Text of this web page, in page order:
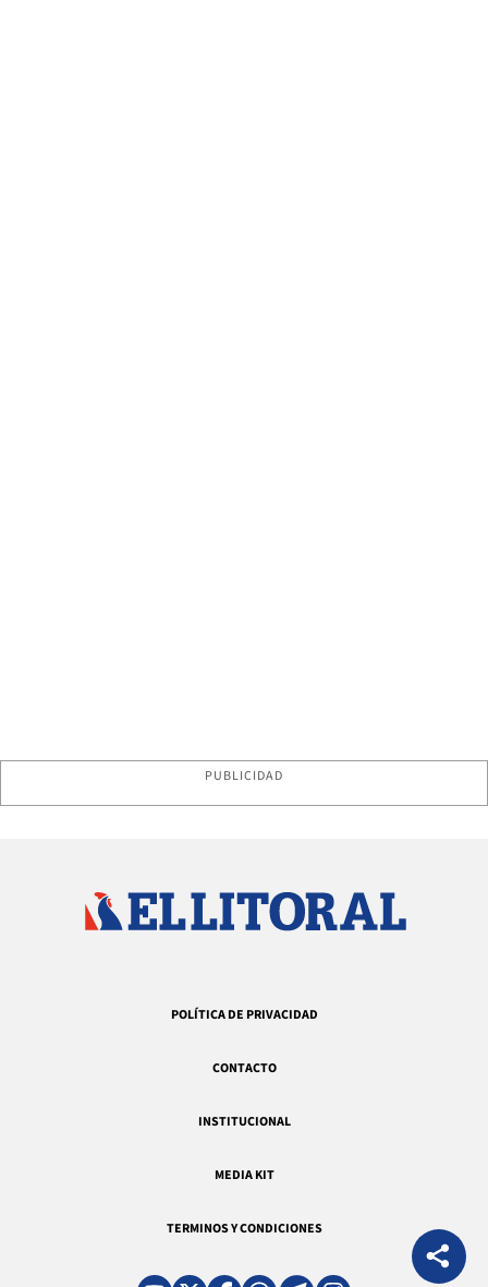
PUBLICIDAD
POLÍTICA DE PRIVACIDAD
CONTACTO
INSTITUCIONAL
MEDIA KIT
TERMINOS Y CONDICIONES